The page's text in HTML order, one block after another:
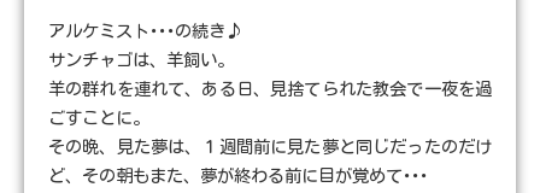
アルケミスト･･･の続き♪
サンチャゴは、羊飼い。
羊の群れを連れて、ある日、見捨てられた教会で一夜を過
ごすことに。
その晩、見た夢は、１週間前に見た夢と同じだったのだけ
ど、その朝もまた、夢が終わる前に目が覚めて･･･